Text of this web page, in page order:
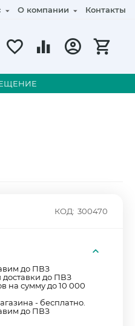
О компании Контакты
КОД: 300470
до ПВЗ
доставки до ПВЗ
на сумму до 10 000
- бесплатно.
до ПВЗ